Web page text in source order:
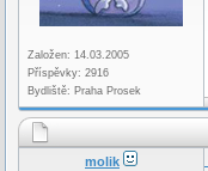
Založen: 14.03.2005
Příspěvky: 2916
Bydliště: Praha Prosek
molik